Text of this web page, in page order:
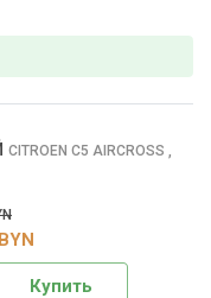
CITROEN C5 AIRCROSS ,
Купить